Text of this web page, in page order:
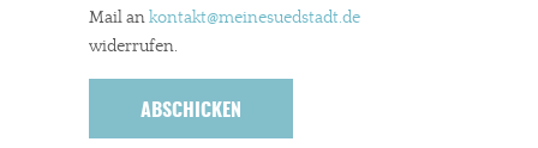
Dir gefällt unsere Arbeit?
meinesuedstadt.de finanziert sich durch Partnerprofile und
Werbung. Beide Einnahmequellen sind in den letzten Monaten
Mail ankontakt@meinesuedstadt.de
widerrufen.